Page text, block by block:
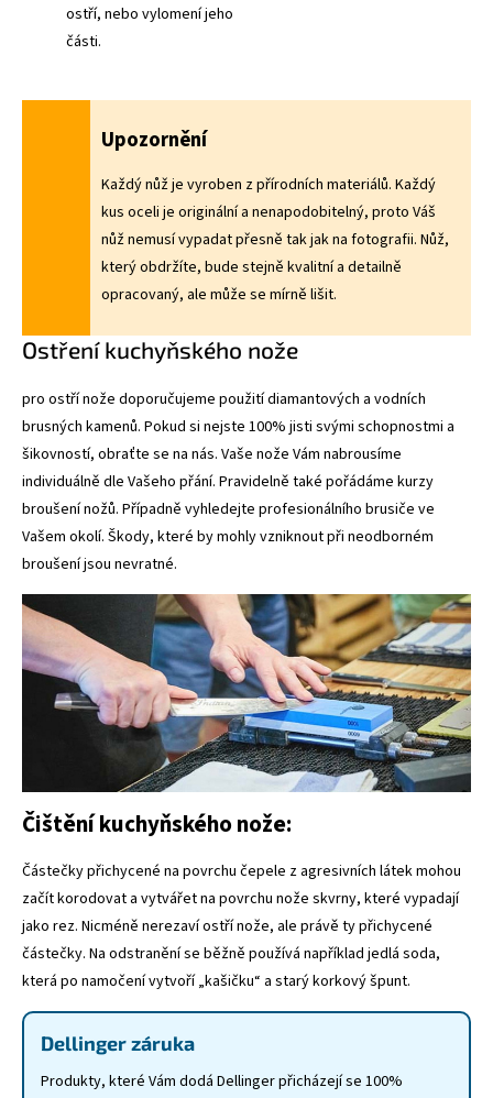
ostří, nebo vylomení jeho
části.
Upozornění
Každý nůž je vyroben z přírodních materiálů. Každý
kus oceli je originální a nenapodobitelný, proto Váš
nůž nemusí vypadat přesně tak jak na fotografii. Nůž,
který obdržíte, bude stejně kvalitní a detailně
opracovaný, ale může se mírně lišit.
Ostření kuchyňského nože
pro ostří nože doporučujeme použití diamantových a vodních
brusných kamenů. Pokud si nejste 100% jisti svými schopnostmi a
šikovností, obraťte se na nás. Vaše nože Vám nabrousíme
individuálně dle Vašeho přání. Pravidelně také pořádáme kurzy
broušení nožů. Případně vyhledejte profesionálního brusiče ve
Vašem okolí. Škody, které by mohly vzniknout při neodborném
broušení jsou nevratné.
Čištění kuchyňského nože:
Částečky přichycené na povrchu čepele z agresivních látek mohou
začít korodovat a vytvářet na povrchu nože skvrny, které vypadají
jako rez. Nicméně nerezaví ostří nože, ale právě ty přichycené
částečky. Na odstranění se běžně používá například jedlá soda,
která po namočení vytvoří „kašičku“ a starý korkový špunt.
Dellinger záruka
Produkty, které Vám dodá Dellinger přicházejí se 100%